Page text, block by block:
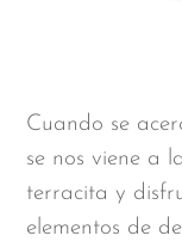
Cuando se
se nos viene a
terracita y
elementos de